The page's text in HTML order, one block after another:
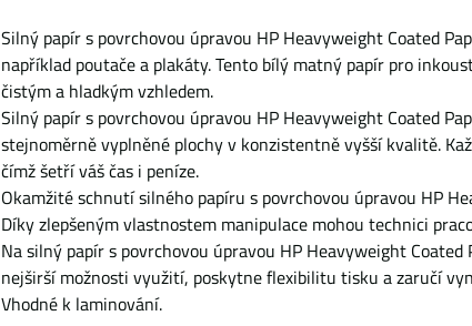
Silný papír s povrchovou úpravou HP Heavyweight Coated
například poutače a plakáty. Tento bílý matný papír pro
čistým a hladkým vzhledem.
Silný papír s povrchovou úpravou HP Heavyweight Coated
stejnoměrně vyplněné plochy v konzistentně vyšší kvalitě.
čímž šetří váš čas i peníze.
Okamžité schnutí silného papíru s povrchovou úpravou HP
Díky zlepšeným vlastnostem manipulace mohou technici
Na silný papír s povrchovou úpravou HP Heavyweight
nejširší možnosti využití, poskytne flexibilitu tisku a zaručí
Vhodné k laminování.